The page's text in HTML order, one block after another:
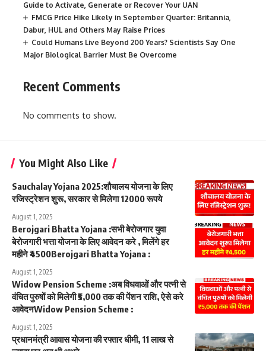
Guide to Activate, Generate or Recover Your UAN
FMCG Price Hike Likely in September Quarter: Britannia,
Dabur, HUL and Others May Raise Prices
Could Humans Live Beyond 200 Years? Scientists Say One
Major Biological Barrier Must Be Overcome
Recent Comments
No comments to show.
You Might Also Like
Sauchalay Yojana 2025:शौचालय योजना के लिए
रजिस्ट्रेशन शुरू, सरकार से मिलेगा 12000 रूपये
August 1, 2025
Berojgari Bhatta Yojana :सभी बेरोजगार युवा
बेरोजगारी भत्ता योजना के लिए आवेदन करे , मिलेंगे हर
महीने ₹4500Berojgari Bhatta Yojana :
August 1, 2025
Widow Pension Scheme :अब विधवाओं और पत्नी से
वंचित पुरुषों को मिलेगी ₹5,000 तक की पेंशन राशि, ऐसे करे
आवेदनWidow Pension Scheme :
August 1, 2025
प्रधानमंत्री आवास योजना की रफ्तार धीमी, 11 लाख से